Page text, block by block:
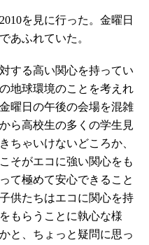
を見に行った。金曜日
あふれていた。
する高い関心を持ってい
地球環境のことを考えれ
曜日の午後の会場を混雑
ら高校生の多くの学生見
ちゃいけないどころか、
そがエコに強い関心をも
て極めて安心できること
供たちはエコに関心を持
もらうことに執心な様
と、ちょっと疑問に思っ